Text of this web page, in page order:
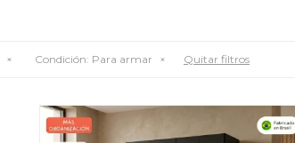
Condición: Para armar Quitar filtros